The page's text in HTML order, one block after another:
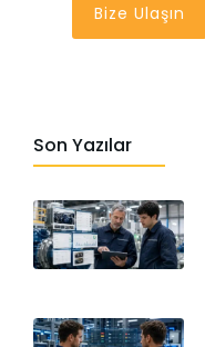
Bize Ulaşın
Son Yazılar